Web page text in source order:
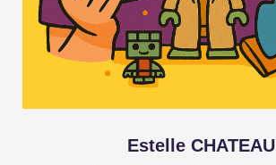
Estelle CHATEAU